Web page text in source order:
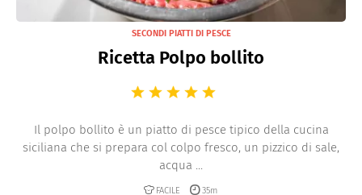
SECONDI PIATTI DI PESCE
Ricetta Polpo bollito
Il polpo bollito è un piatto di pesce tipico della cucina
siciliana che si prepara col colpo fresco, un pizzico di sale,
acqua ...
FACILE 35m